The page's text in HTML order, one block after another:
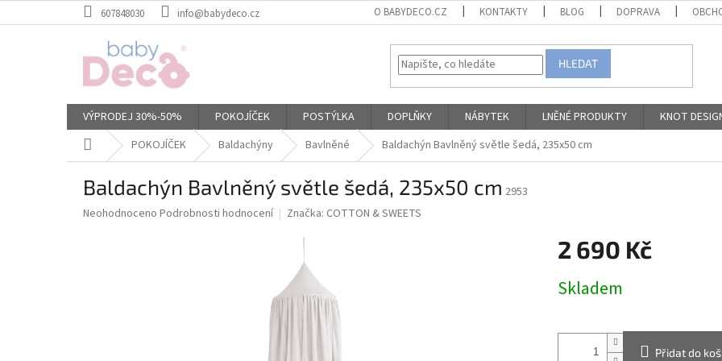
na
607848030 info@babydeco.cz O BABYDECO.CZ KONTAKTY BLOG DOPRAVA
HLEDAT
VÝPRODEJ 30%-50% POKOJÍČEK POSTÝLKA DOPLŇKY NÁBYTEK LNĚNÉ PRODUKTY KNOT
Domů POKOJÍČEK Baldachýny Bavlněné Baldachýn Bavlněný světle šedá, 235x50 cm
Baldachýn Bavlněný světle šedá, 235x50 cm 2953
Průměrné
Neohodnoceno Podrobnosti hodnocení Značka: COTTON & SWEETS
2 690 Kč
cena:
Skladem
Přidat do